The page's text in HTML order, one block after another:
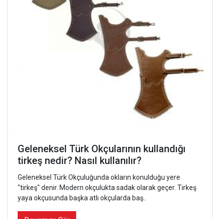
Geleneksel Türk Okçularının kullandığı
tirkeş nedir? Nasıl kullanılır?
Geleneksel Türk Okçuluğunda okların konulduğu yere
"tirkeş" denir. Modern okçulukta sadak olarak geçer. Tirkeş
yaya okçusunda başka atlı okçularda baş..